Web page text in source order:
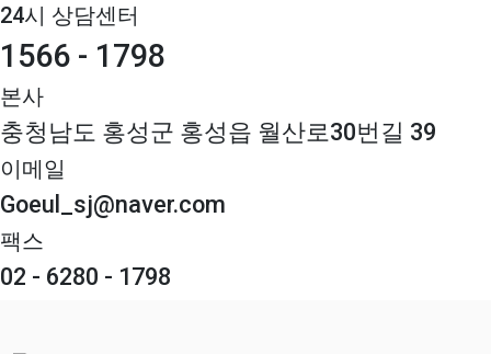
24시 상담센터
1566 - 1798
본사
충청남도 홍성군 홍성읍 월산로30번길 39
이메일
Goeul_sj@naver.com
팩스
02 - 6280 - 1798